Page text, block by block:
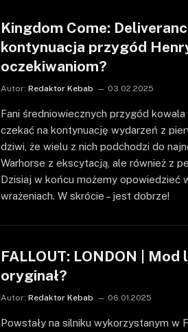
Kingdom Come:
kontynuacja przygód
oczekiwaniom?
Autor: Redaktor Kebab 03.02.2025
Fani średniowiecznych przygód
czekać na kontynuację wydarzeń z
dziwi, że wielu z nich podchodzi do
Warhorse z ekscytacją, ale również z
Dzisiaj w końcu możemy opowiedzieć
wrażeniach. W skrócie – jest dobrze!
FALLOUT: LONDON | Mod
oryginał?
Autor: Redaktor Kebab 06.01.2025
Powstały na silniku wykorzystanym w